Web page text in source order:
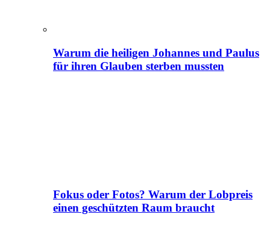
Warum die heiligen Johannes und Paulus
für ihren Glauben sterben mussten
Fokus oder Fotos? Warum der Lobpreis
einen geschützten Raum braucht